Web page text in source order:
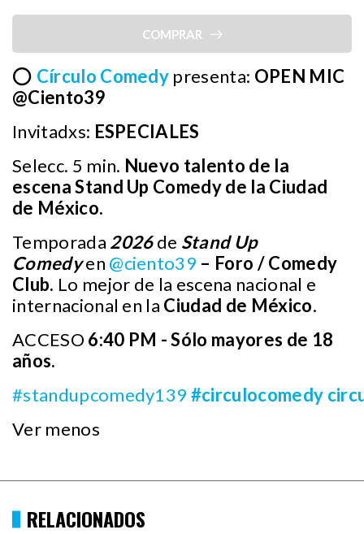
COMPRAR
⭕ Círculo Comedy presenta: OPEN MIC
@Ciento39
Invitadxs: ESPECIALES
Selecc. 5 min. Nuevo talento de la
escena Stand Up Comedy de la Ciudad
de México.
Temporada 2026de Stand Up
Comedyen @ciento39 – Foro / Comedy
Club. Lo mejor de la escena nacional e
internacional en la Ciudad de México.
ACCESO 6:40 PM - Sólo mayores de 18
años.
#standupcomedy139 #circulocomedy
Ver menos
RELACIONADOS